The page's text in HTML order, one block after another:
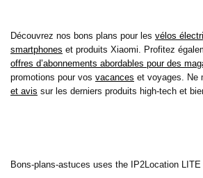
Découvrez nos bons plans pour les vélos
smartphones et produits Xiaomi. Profitez
offres d’abonnements abordables pour des
promotions pour vos vacances et voyages. Ne
et avis sur les derniers produits high-tech et
Bons-plans-astuces uses the IP2Location